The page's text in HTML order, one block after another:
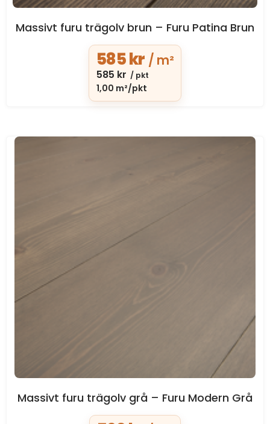
Massivt furu trägolv brun – Furu Patina Brun
585kr / m²
585 kr / pkt
1,00 m²/pkt
Massivt furu trägolv grå – Furu Modern Grå